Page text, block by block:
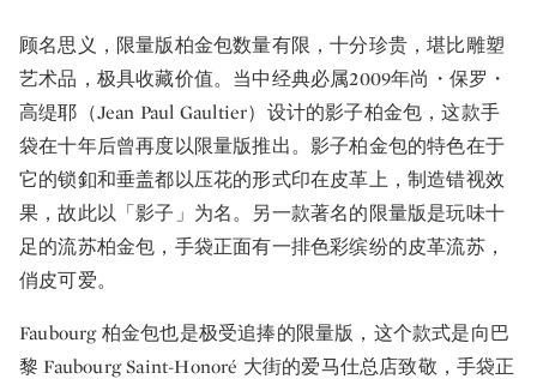
顾名思义，限量版柏金包数量有限，十分珍贵，堪比雕塑
艺术品，极具收藏价值。当中经典必属2009年尚・保罗・
高缇耶（Jean Paul Gaultier）设计的影子柏金包，这款手
袋在十年后曾再度以限量版推出。影子柏金包的特色在于
它的锁釦和垂盖都以压花的形式印在皮革上，制造错视效
果，故此以「影子」为名。另一款著名的限量版是玩味十
足的流苏柏金包，手袋正面有一排色彩缤纷的皮革流苏，
俏皮可爱。
Faubourg 柏金包也是极受追捧的限量版，这个款式是向巴
黎 Faubourg Saint-Honoré 大街的爱马仕总店致敬，手袋正